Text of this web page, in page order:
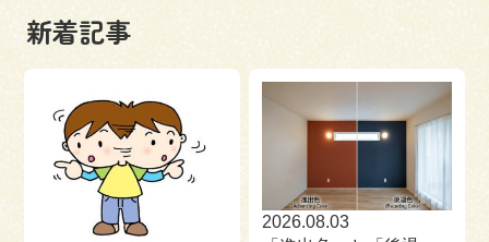
来場予約 資料請求
新着記事
2026.08.03